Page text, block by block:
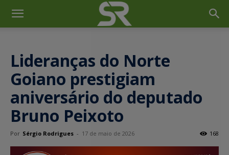
Lideranças do Norte
Goiano prestigiam
aniversário do deputado
Bruno Peixoto
Por Sérgio Rodrigues - 17 de maio de 2026 168